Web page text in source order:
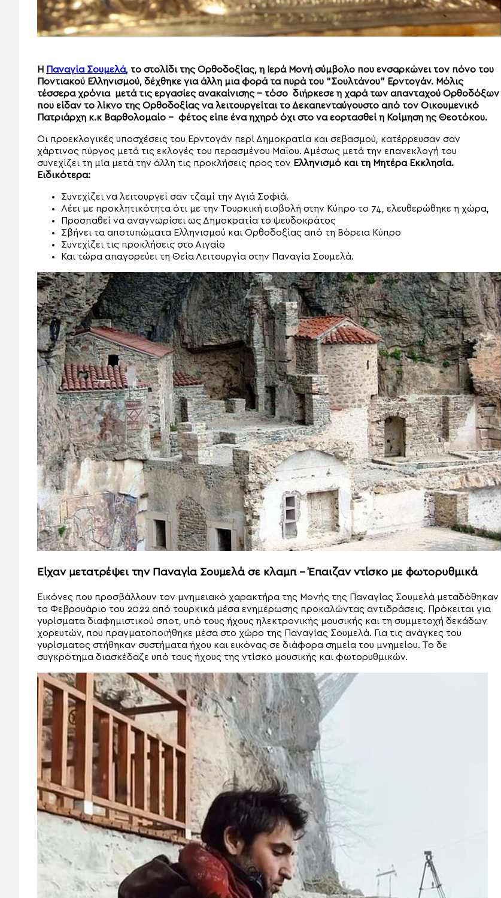
Η Παναγία Σουμελά, το στολίδι της Ορθοδοξίας, η Ιερά Μονή σύμβολο που ενσαρκώνει τον πόνο του
Ποντιακού Ελληνισμού, δέχθηκε για άλλη μια φορά τα πυρά του “Σουλτάνου” Ερντογάν. Μόλις
τέσσερα χρόνια μετά τις εργασίες ανακαίνισης – τόσο διήρκεσε η χαρά των απανταχού Ορθοδόξων
που είδαν το λίκνο της Ορθοδοξίας να λειτουργείται το Δεκαπενταύγουστο από τον Οικουμενικό
Πατριάρχη κ.κ Βαρθολομαίο – φέτος είπε ένα ηχηρό όχι στο να εορτασθεί η Κοίμηση ης Θεοτόκου.
Οι προεκλογικές υποσχέσεις του Ερντογάν περί Δημοκρατία και σεβασμού, κατέρρευσαν σαν
χάρτινος πύργος μετά τις εκλογές του περασμένου Μαϊου. Αμέσως μετά την επανεκλογή του
συνεχίζει τη μία μετά την άλλη τις προκλήσεις προς τον Ελληνισμό και τη Μητέρα Εκκλησία.
Ειδικότερα:
Συνεχίζει να λειτουργεί σαν τζαμί την Αγιά Σοφιά.
Λέει με προκλητικότητα ότι με την Τουρκική εισβολή στην Κύπρο το 74, ελευθερώθηκε η χώρα,
Προσπαθεί να αναγνωρίσει ως Δημοκρατία το ψευδοκράτος
Σβήνει τα αποτυπώματα Ελληνισμού και Ορθοδοξίας από τη Βόρεια Κύπρο
Συνεχίζει τις προκλήσεις στο Αιγαίο
Και τώρα απαγορεύει τη Θεία Λειτουργία στην Παναγία Σουμελά.
Είχαν μετατρέψει την Παναγία Σουμελά σε κλαμπ – Έπαιζαν ντίσκο με φωτορυθμικά
Εικόνες που προσβάλλουν τον μνημειακό χαρακτήρα της Μονής της Παναγίας Σουμελά μεταδόθηκαν
το Φεβρουάριο του 2022 από τουρκικά μέσα ενημέρωσης προκαλώντας αντιδράσεις. Πρόκειται για
γυρίσματα διαφημιστικού σποτ, υπό τους ήχους ηλεκτρονικής μουσικής και τη συμμετοχή δεκάδων
χορευτών, που πραγματοποιήθηκε μέσα στο χώρο της Παναγίας Σουμελά. Για τις ανάγκες του
γυρίσματος στήθηκαν συστήματα ήχου και εικόνας σε διάφορα σημεία του μνημείου. Το δε
συγκρότημα διασκέδαζε υπό τους ήχους της ντίσκο μουσικής και φωτορυθμικών.
Ιερών Παρακλήσεων
στην Μητρόπολη
Μαντινείας και